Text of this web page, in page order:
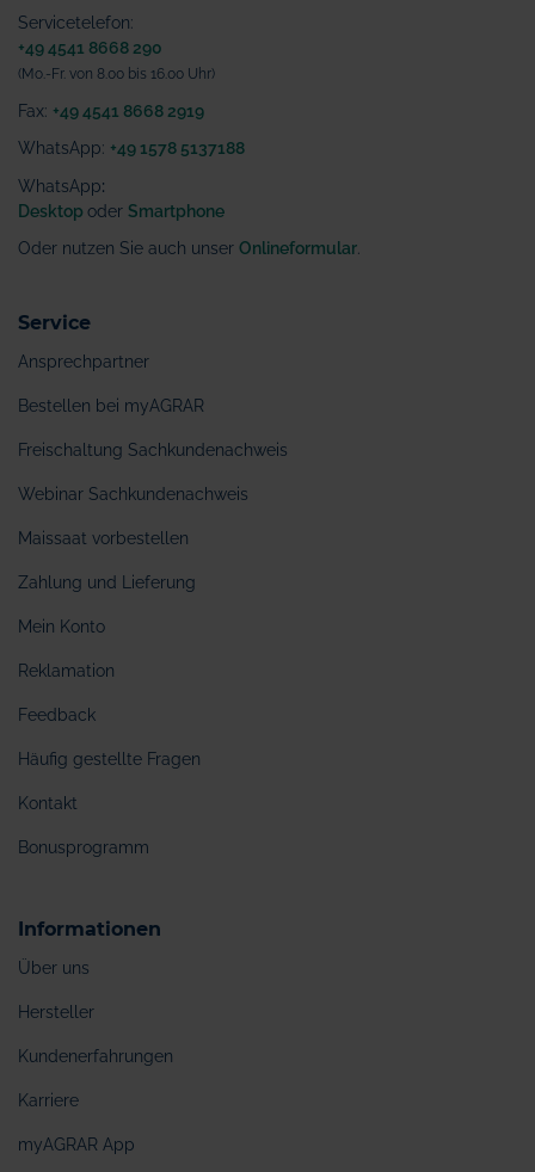
Servicetelefon:
+49 4541 8668 290
(Mo.-Fr. von 8.00 bis 16.00 Uhr)
Fax: +49 4541 8668 2919
WhatsApp: +49 1578 5137188
WhatsApp:
Desktop oder Smartphone
Oder nutzen Sie auch unser Onlineformular
Service
Ansprechpartner
Bestellen bei myAGRAR
Freischaltung Sachkundenachweis
Webinar Sachkundenachweis
Maissaat vorbestellen
Zahlung und Lieferung
Mein Konto
Reklamation
Feedback
Häufig gestellte Fragen
Kontakt
Bonusprogramm
Informationen
Über uns
Hersteller
Kundenerfahrungen
Karriere
myAGRAR App